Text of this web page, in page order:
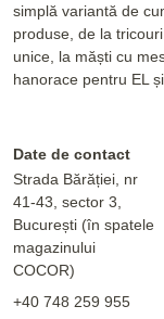
simplă variantă de
produse, de la
unice, la măști cu
hanorace pentru EL
Date de contact
Strada Bărăției, nr
41-43, sector 3,
București (în spatele
magazinului
COCOR)
+40 748 259 955